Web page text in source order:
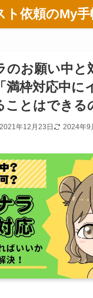
ト依頼のMy手
のお願い中と
満枠対応中に
ことはできる
2021年12月23日 2024年9